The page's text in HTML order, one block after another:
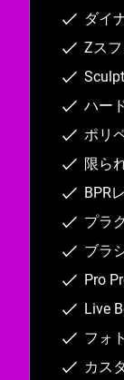
ダイ
Zス
ハー
ポリ
限ら
BPR
プラ
ブラ
Pro
Live
フォ
カス